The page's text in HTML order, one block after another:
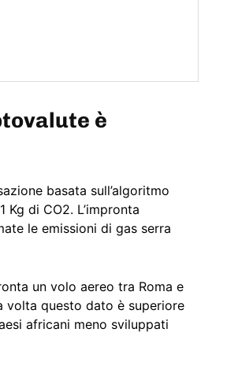
è
basata sull’algoritmo
di CO2. L’impronta
le emissioni di gas serra
un volo aereo tra Roma e
volta questo dato è superiore
africani meno sviluppati